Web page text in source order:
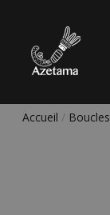
Accueil /